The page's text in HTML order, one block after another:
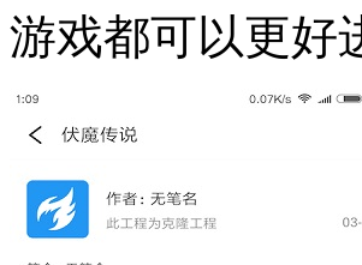
游戏都可以更好